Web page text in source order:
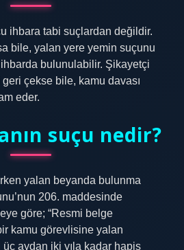
ihbara tabi suçlardan değildir.
bile, yalan yere yemin suçunu
bulunulabilir. Şikayetçi
çekse bile, kamu davası
eder.
suçu nedir?
yalan beyanda bulunma
206. maddesinde
göre; “Resmi belge
kamu görevlisine yalan
aydan iki yıla kadar hapis